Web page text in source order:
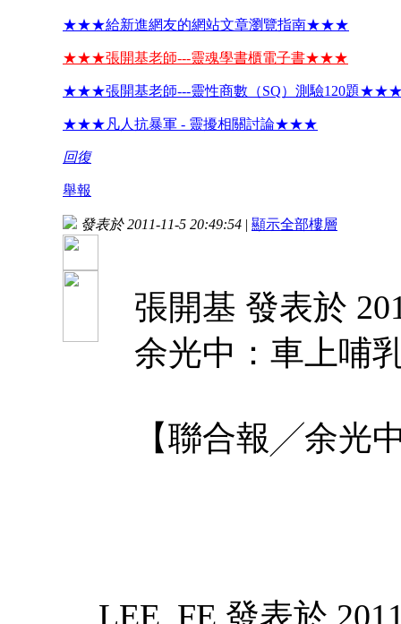
★★★給新進網友的網站文章瀏覽指南★★★
★★★張開基老師---靈魂學書櫃電子書★★★
★★★張開基老師---靈性商數（SQ）測驗120題
★★★凡人抗暴軍 - 靈擾相關討論★★★
回復
舉報
發表於 2011-11-5 20:49:54 | 顯示全部樓層
張開基 發表於
余光中：車上哺
【聯合報╱余光
LEE_FE 發表於